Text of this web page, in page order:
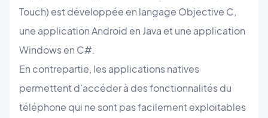
Touch) est développée en langage Objective C,
une application Android en Java et une application
Windows en C#.
En contrepartie, les applications natives
permettent d’accéder à des fonctionnalités du
téléphone qui ne sont pas facilement exploitables